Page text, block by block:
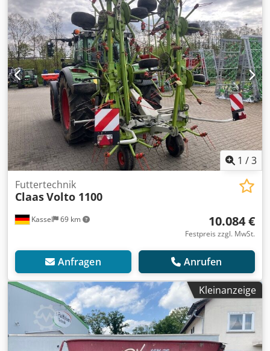
1 /3
Kassel 69 km
Futtertechnik
ClaasVolto 1100
10.084 €
Festpreis zzgl. MwSt.
Anfragen Anrufen
Kleinanzeige